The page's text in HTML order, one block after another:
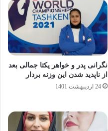
نگرانی پدر و خواهر یکتا جمالی بعد
از ناپدید شدن این وزنه بردار
24 اردیبهشت 1401